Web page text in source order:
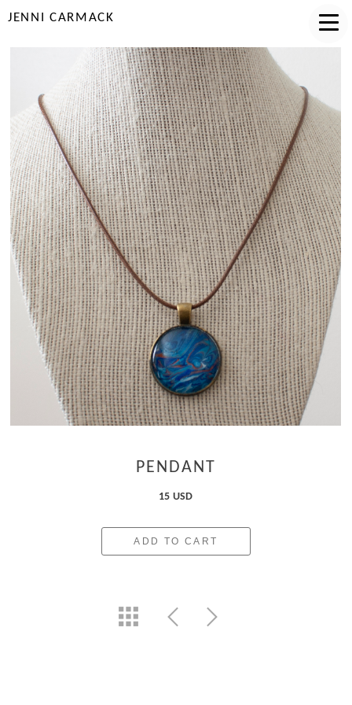
JENNI CARMACK
PENDANT
15 USD
ADD TO CART